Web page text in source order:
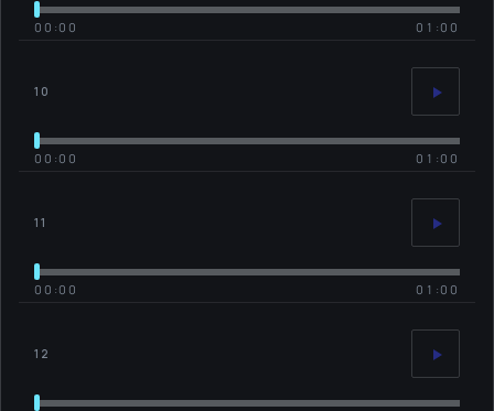
00:00 01:00
10
00:00 01:00
11
00:00 01:00
12